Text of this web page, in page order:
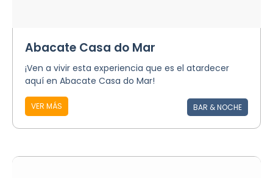
Abacate Casa do Mar
¡Ven a vivir esta experiencia que es el atardecer
aquí en Abacate Casa do Mar!
VER MÁS BAR & NOCHE